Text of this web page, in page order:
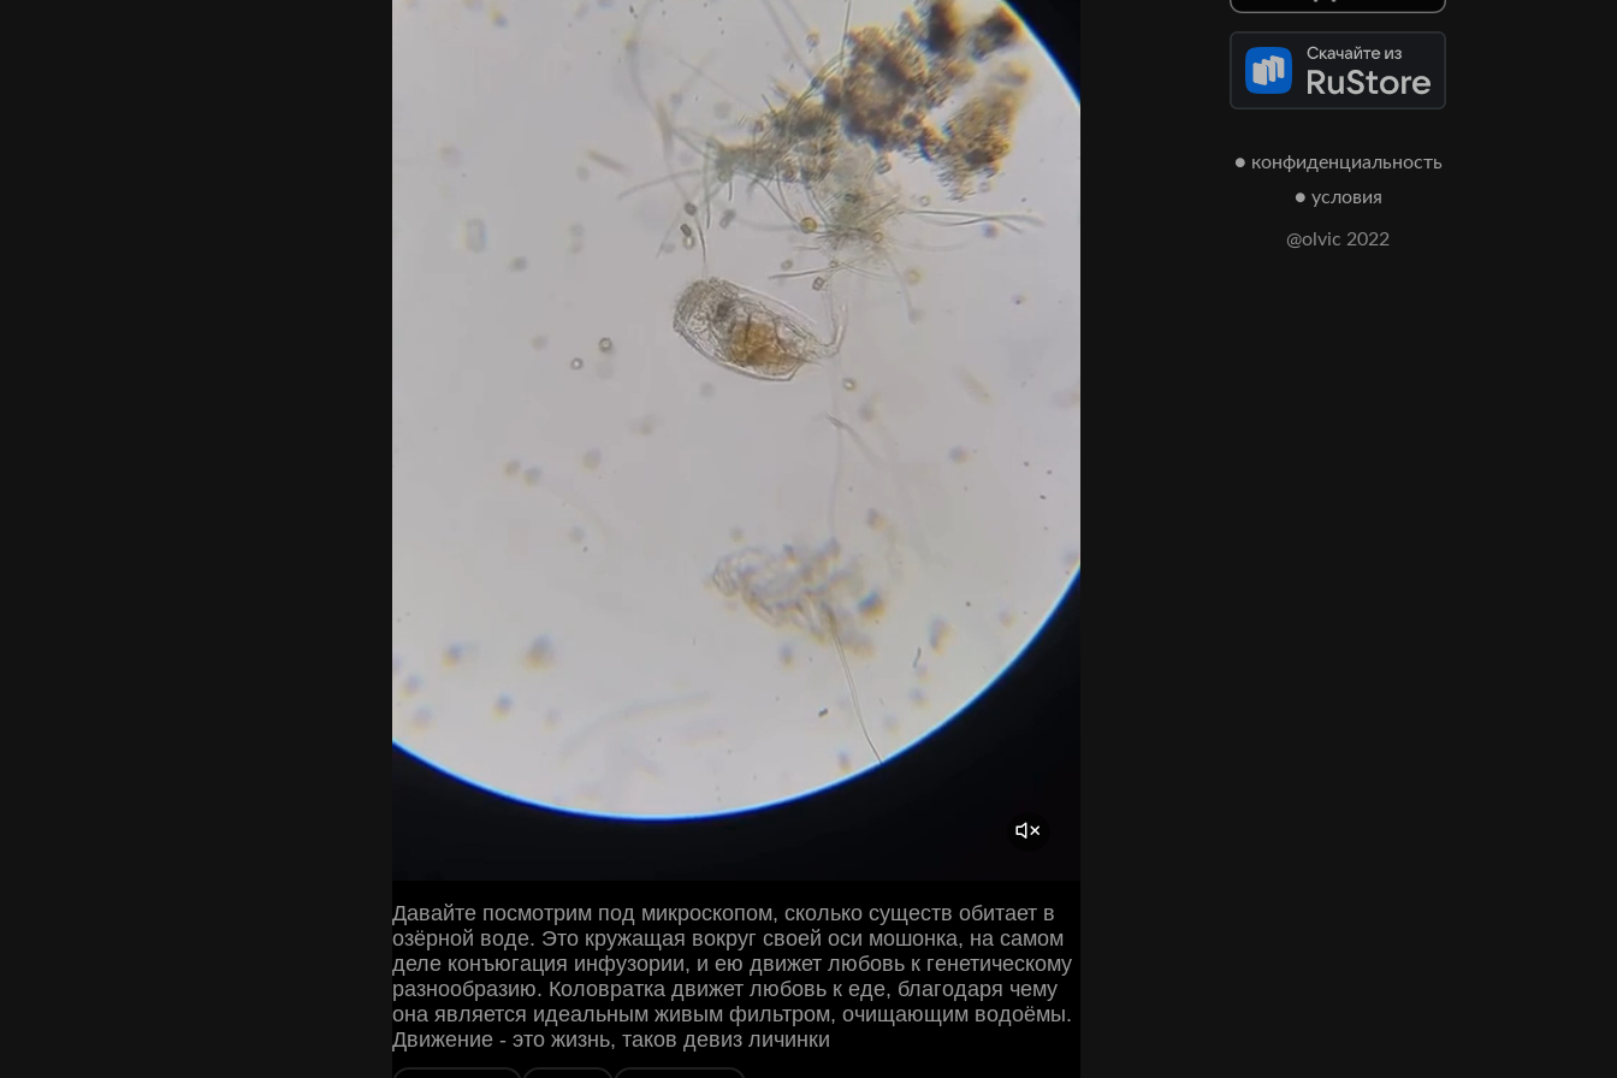
Давайте посмотрим под микроскопом, сколько существ обитает в
озёрной воде. Это кружащая вокруг своей оси мошонка, на самом
деле конъюгация инфузории, и ею движет любовь к генетическому
разнообразию. Коловратка движет любовь к еде, благодаря чему
она является идеальным живым фильтром, очищающим водоёмы.
Движение - это жизнь, таков девиз личинки
● конфиденциальность
● условия
@olvic 2022